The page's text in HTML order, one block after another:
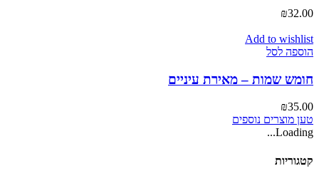
₪32.00
Add to wishlist
הוספה לסל
חומש שמות – מאירת עיניים
₪35.00
טען מוצרים נוספים
Loading...
קטגוריות